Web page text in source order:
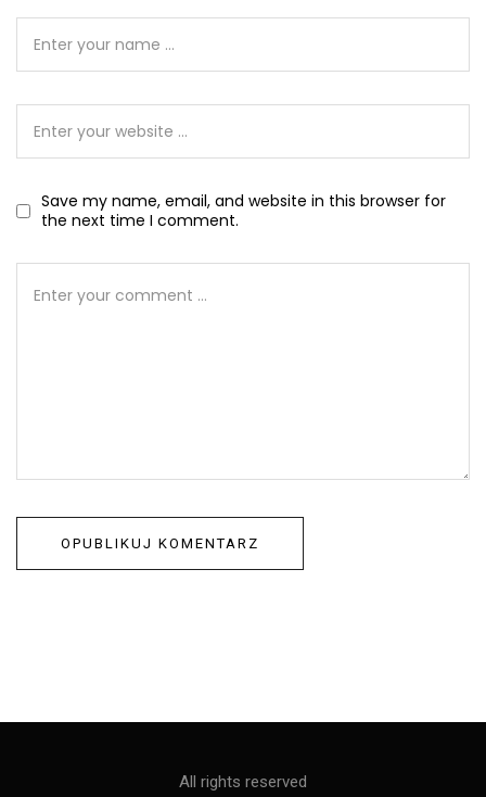
Save my name, email, and website in this browser for
the next time I comment.
All rights reserved